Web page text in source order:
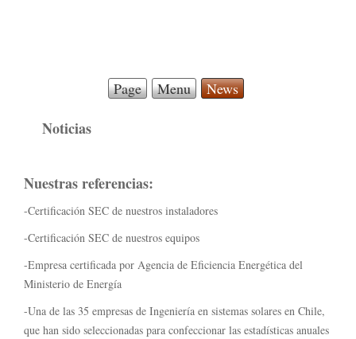
Page Menu News
Noticias
Nuestras referencias:
-Certificación SEC de nuestros instaladores
-Certificación SEC de nuestros equipos
-Empresa certificada por Agencia de Eficiencia Energética del
Ministerio de Energía
-Una de las 35 empresas de Ingeniería en sistemas solares en Chile,
que han sido seleccionadas para confeccionar las estadísticas anuales